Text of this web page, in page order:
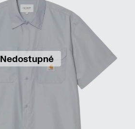
Nedostupné